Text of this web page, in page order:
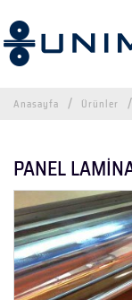
Anasayfa Ürünler
PANEL